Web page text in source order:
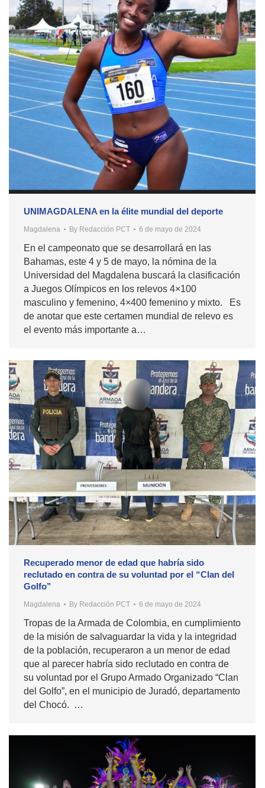
UNIMAGDALENA en la élite mundial del deporte
Magdalena By Redacción PCT 6 de mayo de 2024
En el campeonato que se desarrollará en las
Bahamas, este 4 y 5 de mayo, la nómina de la
Universidad del Magdalena buscará la clasificación
a Juegos Olímpicos en los relevos 4×100
masculino y femenino, 4×400 femenino y mixto. Es
de anotar que este certamen mundial de relevo es
el evento más importante a…
Recuperado menor de edad que habría sido
reclutado en contra de su voluntad por el “Clan del
Golfo’’
Magdalena By Redacción PCT 6 de mayo de 2024
Tropas de la Armada de Colombia, en cumplimiento
de la misión de salvaguardar la vida y la integridad
de la población, recuperaron a un menor de edad
que al parecer habría sido reclutado en contra de
su voluntad por el Grupo Armado Organizado “Clan
del Golfo”, en el municipio de Juradó, departamento
del Chocó. …